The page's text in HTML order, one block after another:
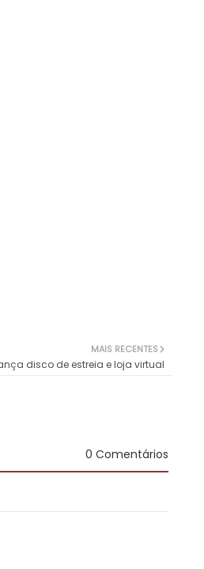
MAIS RECENTES
disco de estreia e loja virtual
0 Comentários